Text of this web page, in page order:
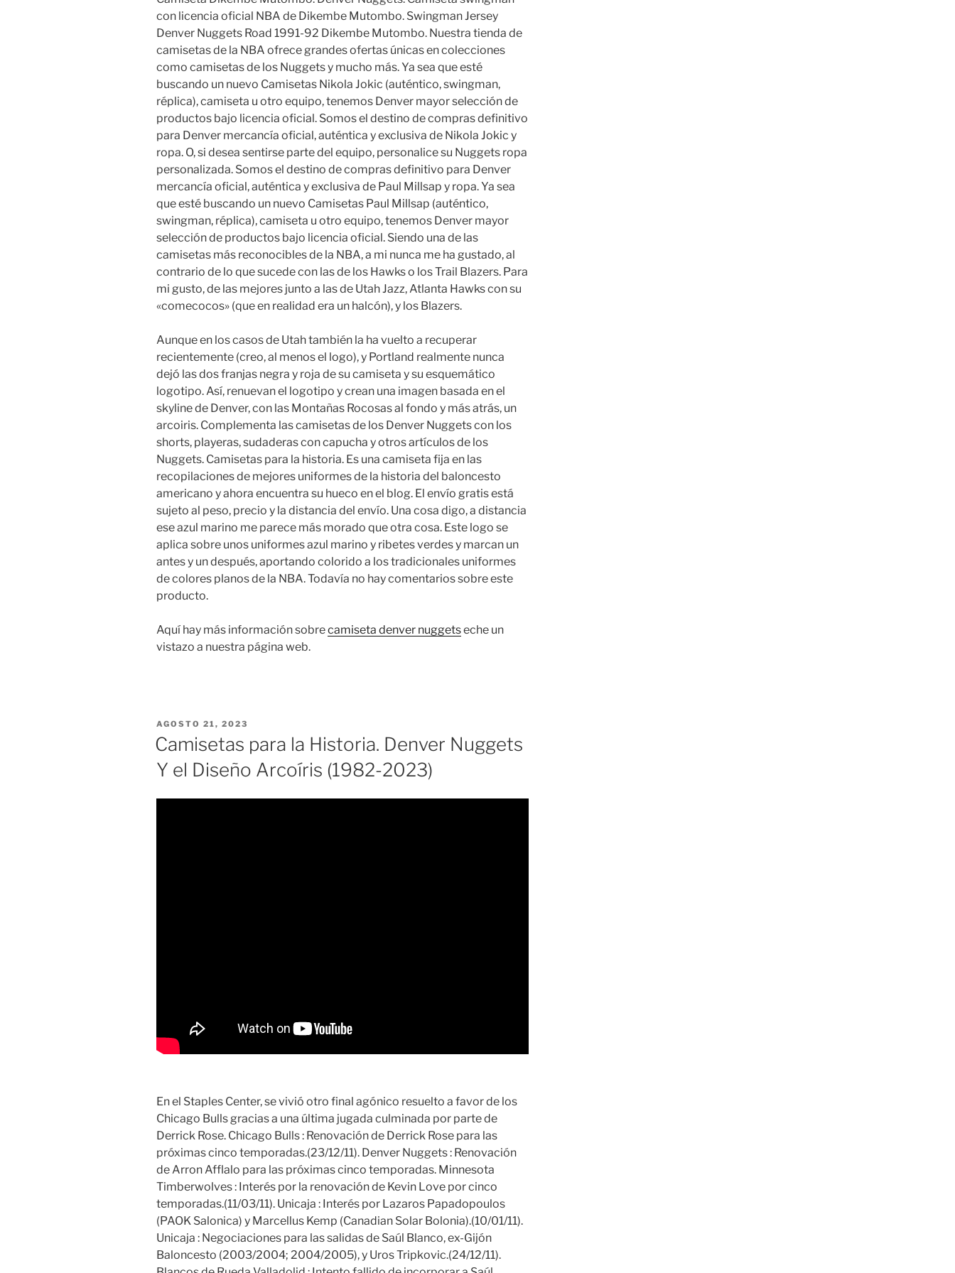
con licencia oficial NBA de Dikembe Mutombo. Swingman Jersey
Denver Nuggets Road 1991-92 Dikembe Mutombo. Nuestra tienda de
camisetas de la NBA ofrece grandes ofertas únicas en colecciones
como camisetas de los Nuggets y mucho más. Ya sea que esté
buscando un nuevo Camisetas Nikola Jokic (auténtico, swingman,
réplica), camiseta u otro equipo, tenemos Denver mayor selección de
productos bajo licencia oficial. Somos el destino de compras definitivo
para Denver mercancía oficial, auténtica y exclusiva de Nikola Jokic y
ropa. O, si desea sentirse parte del equipo, personalice su Nuggets ropa
personalizada. Somos el destino de compras definitivo para Denver
mercancía oficial, auténtica y exclusiva de Paul Millsap y ropa. Ya sea
que esté buscando un nuevo Camisetas Paul Millsap (auténtico,
swingman, réplica), camiseta u otro equipo, tenemos Denver mayor
selección de productos bajo licencia oficial. Siendo una de las
camisetas más reconocibles de la NBA, a mi nunca me ha gustado, al
contrario de lo que sucede con las de los Hawks o los Trail Blazers. Para
mi gusto, de las mejores junto a las de Utah Jazz, Atlanta Hawks con su
«comecocos» (que en realidad era un halcón), y los Blazers.
Aunque en los casos de Utah también la ha vuelto a recuperar
recientemente (creo, al menos el logo), y Portland realmente nunca
dejó las dos franjas negra y roja de su camiseta y su esquemático
logotipo. Así, renuevan el logotipo y crean una imagen basada en el
skyline de Denver, con las Montañas Rocosas al fondo y más atrás, un
arcoiris. Complementa las camisetas de los Denver Nuggets con los
shorts, playeras, sudaderas con capucha y otros artículos de los
Nuggets. Camisetas para la historia. Es una camiseta fija en las
recopilaciones de mejores uniformes de la historia del baloncesto
americano y ahora encuentra su hueco en el blog. El envío gratis está
sujeto al peso, precio y la distancia del envío. Una cosa digo, a distancia
ese azul marino me parece más morado que otra cosa. Este logo se
aplica sobre unos uniformes azul marino y ribetes verdes y marcan un
antes y un después, aportando colorido a los tradicionales uniformes
de colores planos de la NBA. Todavía no hay comentarios sobre este
producto.
Aquí hay más información sobrecamiseta denver nuggetseche un
vistazo a nuestra página web.
PUBLICADO
AGOSTO 21, 2023
Camisetas para la Historia. Denver Nuggets
Y el Diseño Arcoíris (1982-2023)
En el Staples Center, se vivió otro final agónico resuelto a favor de los
Chicago Bulls gracias a una última jugada culminada por parte de
Derrick Rose. Chicago Bulls : Renovación de Derrick Rose para las
próximas cinco temporadas.(23/12/11). Denver Nuggets : Renovación
de Arron Afflalo para las próximas cinco temporadas. Minnesota
Timberwolves : Interés por la renovación de Kevin Love por cinco
temporadas.(11/03/11). Unicaja : Interés por Lazaros Papadopoulos
(PAOK Salonica) y Marcellus Kemp (Canadian Solar Bolonia).(10/01/11).
Unicaja : Negociaciones para las salidas de Saúl Blanco, ex-Gijón
Baloncesto (2003/2004; 2004/2005), y Uros Tripkovic.(24/12/11).